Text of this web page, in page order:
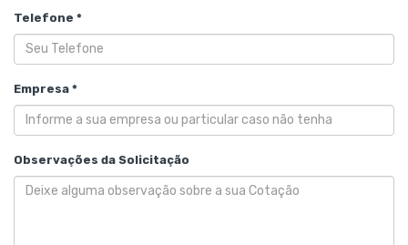
Telefone *
Empresa *
Observações da Solicitação